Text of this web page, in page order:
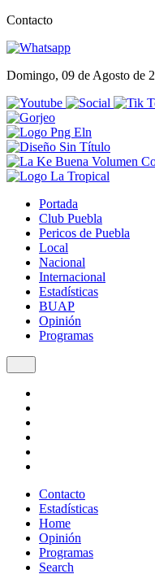
Contacto
Domingo, 09 de Agosto de
Portada
Club Puebla
Pericos de Puebla
Local
Nacional
Internacional
Estadísticas
BUAP
Opinión
Programas
Contacto
Estadísticas
Home
Opinión
Programas
Search